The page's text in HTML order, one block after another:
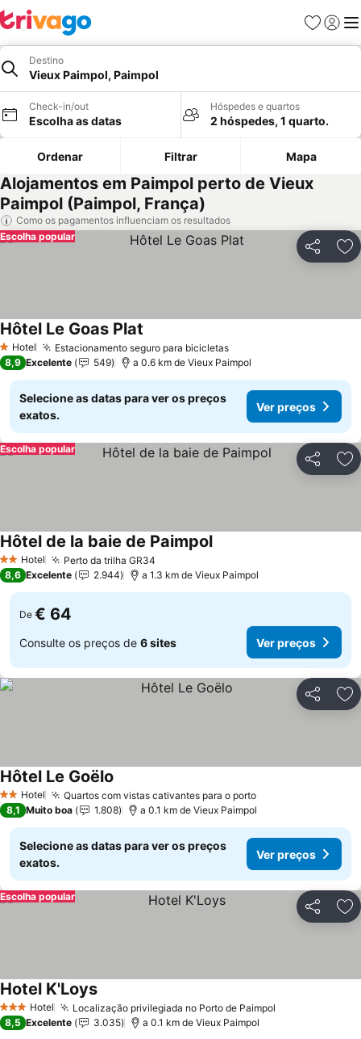
Favoritos
Iniciar
Destino
Vieux Paimpol, Paimpol
Check-in/out
Escolha as datas
Hóspedes e quartos
2 hóspedes, 1 quarto.
Ordenar Filtrar Mapa
Alojamentos em Paimpol perto de Vieux
Paimpol (Paimpol, França)
Como os pagamentos influenciam os resultados
Partilhar
Escolha popular
1 Estrelas
Hotel Estacionamento seguro para bicicletas
Hôtel Le Goas Plat
8,9 Excelente 549 a 0.6 km de Vieux Paimpol
Selecione as datas para ver os preços
exatos.
Ver preços
Partilhar
Escolha popular
2 Estrelas
Hotel Perto da trilha GR34
Hôtel de la baie de Paimpol
8,6 Excelente 2.944 a 1.3 km de Vieux Paimpol
De € 64
Consulte os preços de 6 sites Ver preços
Partilhar
2 Estrelas
Hotel Quartos com vistas cativantes para o porto
Hôtel Le Goëlo
8,1 Muito boa 1.808 a 0.1 km de Vieux Paimpol
Selecione as datas para ver os preços
exatos.
Ver preços
Partilhar
Escolha popular
3 EstrelasHotel Localização privilegiada no Porto de Paimpol
Hotel K'Loys
8,5 Excelente 3.035 a 0.1 km de Vieux Paimpol